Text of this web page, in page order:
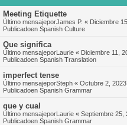
Meeting Etiquette
Último mensajeporJames P. « Diciembre
Publicadoen Spanish Culture
Que significa
Último mensajeporLaurie « Diciembre 11,
Publicadoen Spanish Translation
imperfect tense
Último mensajeporSteph « Octubre 2,
Publicadoen Spanish Grammar
que y cual
Último mensajeporLaurie « Septiembre 25,
Publicadoen Spanish Grammar